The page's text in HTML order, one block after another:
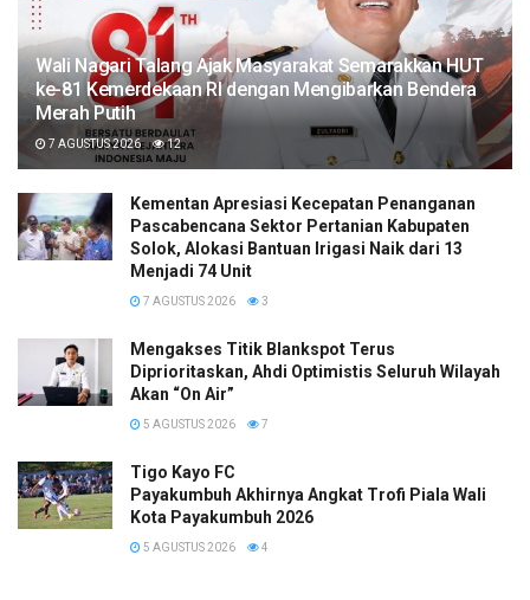
Wali Nagari Talang Ajak Masyarakat Semarakkan HUT
ke-81 Kemerdekaan RI dengan Mengibarkan Bendera
Merah Putih
7 AGUSTUS 2026 12
Kementan Apresiasi Kecepatan Penanganan
Pascabencana Sektor Pertanian Kabupaten
Solok, Alokasi Bantuan Irigasi Naik dari 13
Menjadi 74 Unit
7 AGUSTUS 2026 3
Mengakses Titik Blankspot Terus
Diprioritaskan, Ahdi Optimistis Seluruh Wilayah
Akan “On Air”
5 AGUSTUS 2026 7
Tigo Kayo FC
Payakumbuh Akhirnya Angkat Trofi Piala Wali
Kota Payakumbuh 2026
5 AGUSTUS 2026 4